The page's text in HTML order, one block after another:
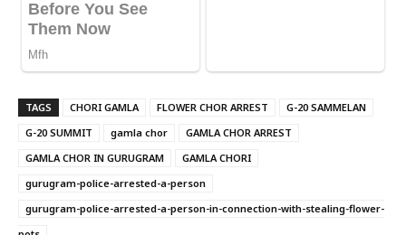
TAGS CHORI GAMLA FLOWER CHOR ARREST
G-20 SAMMELAN
G-20 SUMMIT
gamla chor
GAMLA CHOR ARREST
GAMLA CHOR IN GURUGRAM
GAMLA CHORI
gurugram-police-arrested-a-person
gurugram-police-arrested-a-person-in-connection-with-stealing-flower-